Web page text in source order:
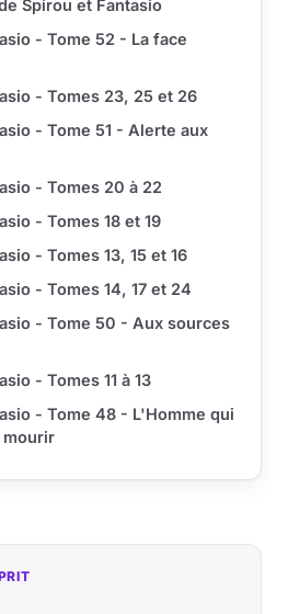
Spirou et Fantasio
- Tome 52 - La face
- Tomes 23, 25 et 26
- Tome 51 - Alerte aux
- Tomes 20 à 22
- Tomes 18 et 19
- Tomes 13, 15 et 16
- Tomes 14, 17 et 24
- Tome 50 - Aux sources
- Tomes 11 à 13
- Tome 48 - L'Homme qui
mourir